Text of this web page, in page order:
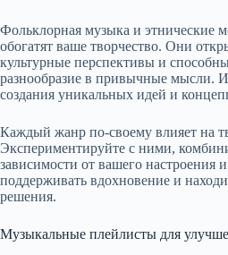
Фольклорная музыка и этнические
обогатят ваше творчество. Они
культурные перспективы и
разнообразие в привычные мысли.
создания уникальных идей и
Каждый жанр по-своему влияет на
Экспериментируйте с ними,
зависимости от вашего настроения
поддерживать вдохновение и
решения.
Музыкальные плейлисты для